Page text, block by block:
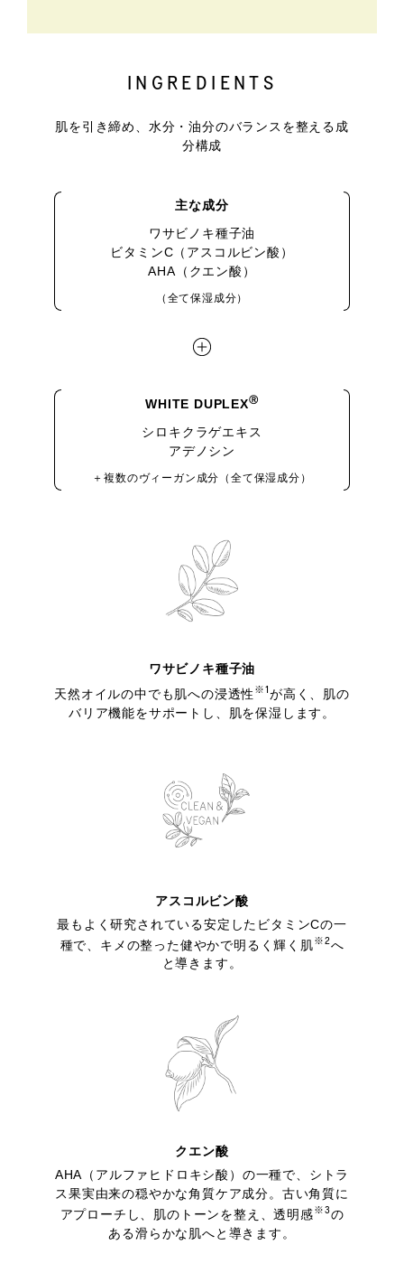
INGREDIENTS
肌を引き締め、水分・油分のバランスを整える成
分構成
主な成分
ワサビノキ種子油
ビタミンC（アスコルビン酸）
AHA（クエン酸）
（全て保湿成分）
WHITE DUPLEXⓇ
シロキクラゲエキス
アデノシン
＋複数のヴィーガン成分（全て保湿成分）
ワサビノキ種子油
天然オイルの中でも肌への浸透性 ※1 が高く、肌の
バリア機能をサポートし、肌を保湿します。
アスコルビン酸
最もよく研究されている安定したビタミンCの一
種で、キメの整った健やかで明るく輝く肌※2へ
と導きます。
クエン酸
AHA（アルファヒドロキシ酸）の一種で、シトラ
ス果実由来の穏やかな角質ケア成分。古い角質に
アプローチし、肌のトーンを整え、透明感※3の
ある滑らかな肌へと導きます。